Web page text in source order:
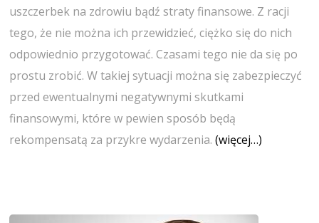
uszczerbek na zdrowiu bądź straty finansowe. Z racji
tego, że nie można ich przewidzieć, ciężko się do nich
odpowiednio przygotować. Czasami tego nie da się po
prostu zrobić. W takiej sytuacji można się zabezpieczyć
przed ewentualnymi negatywnymi skutkami
finansowymi, które w pewien sposób będą
rekompensatą za przykre wydarzenia.(więcej…)